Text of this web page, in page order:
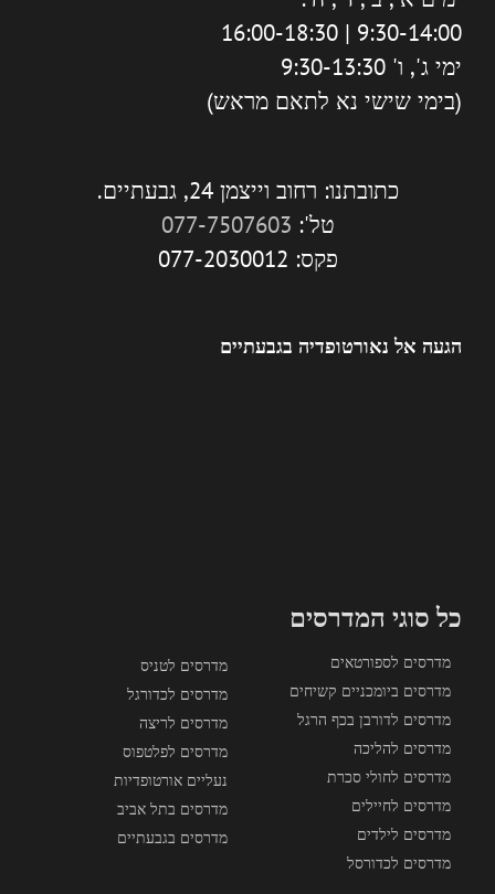
9:30-14:00 | 16:00-18:30
ימי ג', ו' 9:30-13:30
(בימי שישי נא לתאם מראש)
כתובתנו: רחוב וייצמן 24, גבעתיים.
טל': 077-7507603
פקס: 077-2030012
הגעה אל נאורטופדיה בגבעתיים
כל סוגי המדרסים
מדרסים לספורטאים
מדרסים ביומכניים קשיחים
מדרסים לדורבן בכף הרגל
מדרסים להליכה
מדרסים לחולי סכרת
מדרסים לחיילים
מדרסים לילדים
מדרסים לכדורסל
מדרסים לטניס
מדרסים לכדורגל
מדרסים לריצה
מדרסים לפלטפוס
נעליים אורטופדיות
מדרסים בתל אביב
מדרסים בגבעתיים